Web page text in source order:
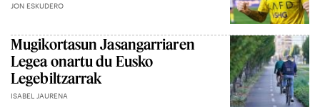
JON ESKUDERO
Mugikortasun Jasangarriaren
Legea onartu du Eusko
Legebiltzarrak
ISABEL JAURENA